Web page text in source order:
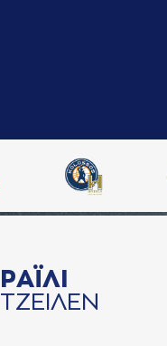
ΡAΪΛΙ
ΤΖΕΙΛΕΝ